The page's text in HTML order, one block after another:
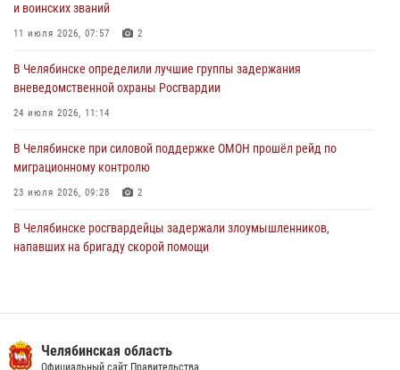
В Челябинской области росгвардейцами по горячим следам
задержан подозреваемый в грабеже
и воинских званий
11 июля 2026, 07:57 2
В Челябинске определили лучшие группы задержания
вневедомственной охраны Росгвардии
24 июля 2026, 11:14
В Челябинске при силовой поддержке ОМОН прошёл рейд по
миграционному контролю
23 июля 2026, 09:28 2
В Челябинске росгвардейцы задержали злоумышленников,
напавших на бригаду скорой помощи
13 июля 2026, 03:02 5
Челябинская область